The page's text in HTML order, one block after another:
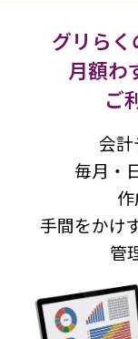
グリらく
月額わ
ご
会計
毎月・
手間をかけ
管